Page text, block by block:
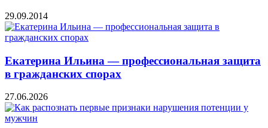
29.09.2014
Екатерина Ильина — профессиональная защита
в гражданских спорах
27.06.2026